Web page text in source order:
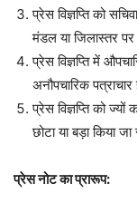
प्रेस विज्ञप्ति को
मंडल या जिलास्तर पर
प्रेस विज्ञप्ति में
अनौपचारिक पत्राचार
प्रेस विज्ञप्ति को
छोटा या बड़ा किया
प्रेस नोट का प्रारूप: